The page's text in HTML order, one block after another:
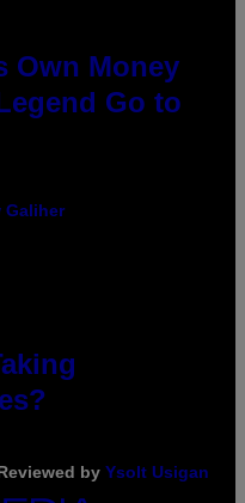
Own Money
Go to
Galiher
by Ysolt Usigan